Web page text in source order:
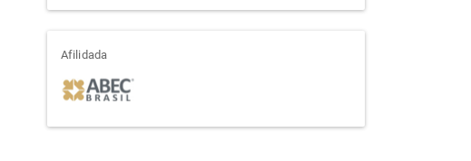
afiliada
Afilidada